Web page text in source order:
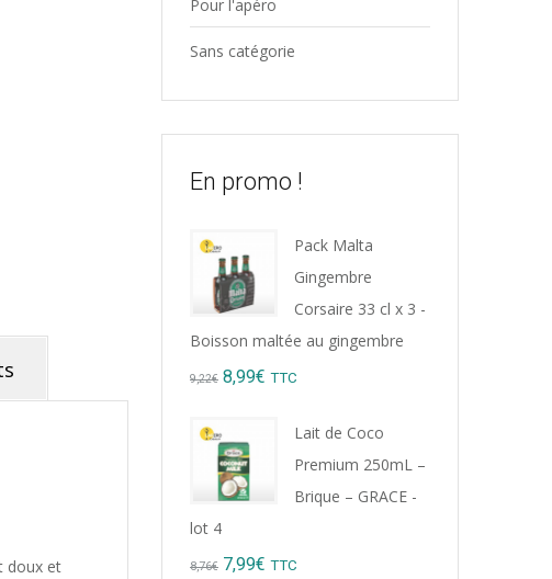
doux et
Pour l'apéro
Sans catégorie
En promo !
Pack Malta
Gingembre
Corsaire 33 cl x 3 -
Boisson maltée au gingembre
9,22€ Original
was:
9,22€.
8,99€ Current
TTC
Lait de Coco
Premium 250mL –
Brique – GRACE -
lot 4
8,76€ Original
7,99€ Current
TTC